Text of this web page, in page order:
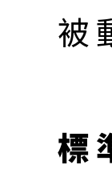
被
標